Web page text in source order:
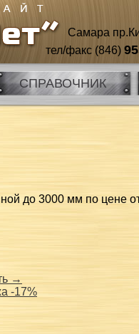
Самара
тел/факс (846)
СПРАВОЧНИК
до 3000 мм по цене от
→
-17%